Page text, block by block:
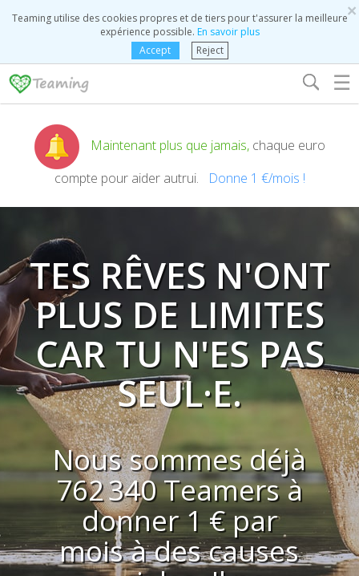
×
Teaming utilise des cookies propres et de tiers pour t'assurer la meilleure
expérience possible. En savoir plus
Accept
Reject
☰
Maintenant plus que jamais,chaque euro
compte pour aider autrui.
Donne 1 €/mois !
TES RÊVES N'ONT
PLUS DE LIMITES
CAR TU N'ES PAS
SEUL·E.
Nous sommes déjà
762 340 Teamers à
donner 1 € par
mois à des causes